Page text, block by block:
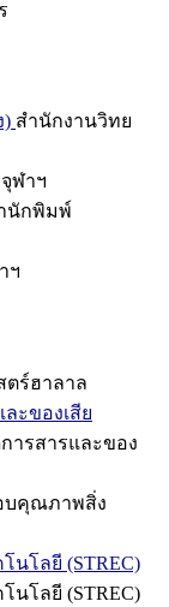
) สำนักงานวิทย
ฬาฯ
นักพิมพ์
ฯ
ตร์ฮาลาล
ะของเสีย
ารสารและของ
บคุณภาพสิ่ง
นโลยี (STREC)
นโลยี (STREC)